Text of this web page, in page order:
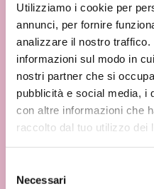
Utilizziamo i cookie per
annunci, per fornire
analizzare il nostro traffico.
informazioni sul modo in
nostri partner che si
pubblicità e social media, i
con altre informazioni che
raccolto dal tuo utilizzo dei
delNecessari